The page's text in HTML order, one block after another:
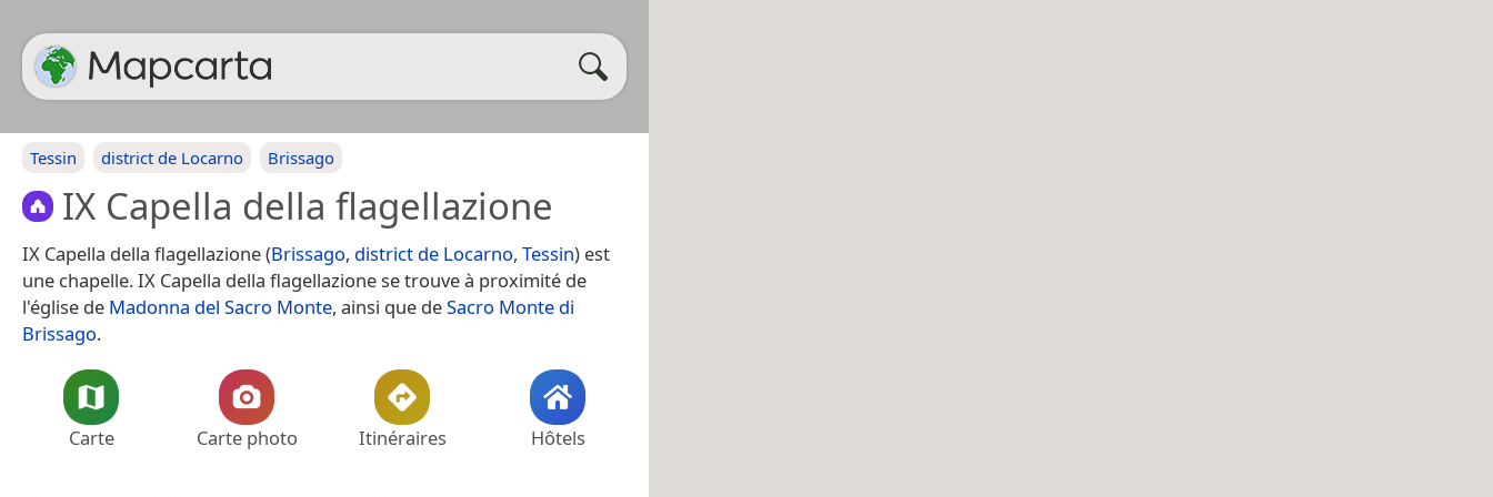
Tessin district de Locarno Brissago
IX Capella della flagellazione
IX Capella della flagellazione (Brissago, district de Locarno, Tessin) est
une chapelle. IX Capella della flagellazione se trouve à proximité de
l'église de Madonna del Sacro Monte, ainsi que deSacro Monte di
Brissago.
Carte Carte photo Itinéraires Hôtels